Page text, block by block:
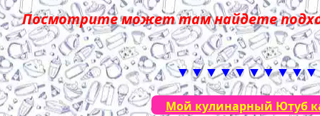
Посмотрите может там найдете
Мой кулинарный Ютуб